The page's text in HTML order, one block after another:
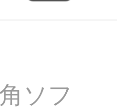
ソフ